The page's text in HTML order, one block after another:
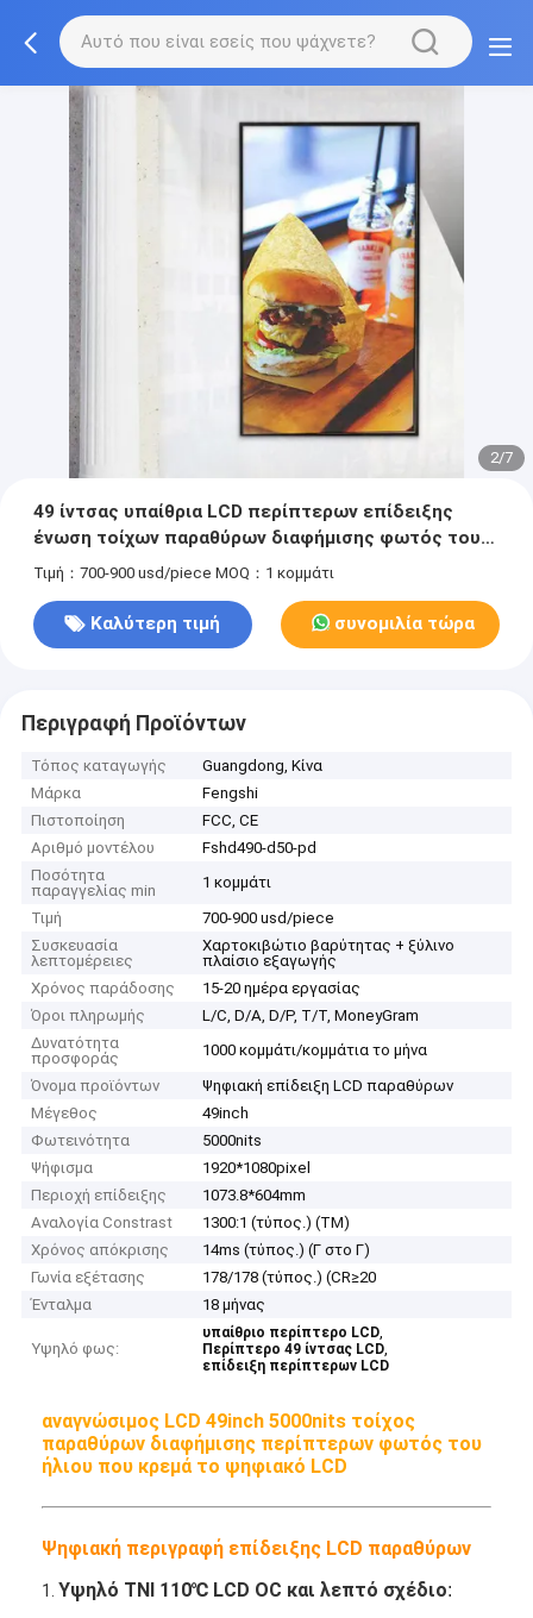
2/7
49 ίντσας υπαίθρια LCD περίπτερων επίδειξης
ένωση τοίχων παραθύρων διαφήμισης φωτός του
ήλιου αναγνώσιμη
Τιμή：700-900 usd/piece MOQ：1 κομμάτι
Καλύτερη τιμή συνομιλία τώρα
Περιγραφή Προϊόντων
Τόπος καταγωγής
Guangdong, Κίνα
Μάρκα
Fengshi
Πιστοποίηση
FCC, CE
Αριθμό μοντέλου
Fshd490-d50-pd
Ποσότητα
παραγγελίας min
1 κομμάτι
Τιμή
700-900 usd/piece
Συσκευασία
λεπτομέρειες
Χαρτοκιβώτιο βαρύτητας + ξύλινο
πλαίσιο εξαγωγής
Χρόνος παράδοσης
15-20 ημέρα εργασίας
Όροι πληρωμής
L/C, D/A, D/P, T/T, MoneyGram
Δυνατότητα
προσφοράς
1000 κομμάτι/κομμάτια το μήνα
Όνομα προϊόντων
Ψηφιακή επίδειξη LCD παραθύρων
Μέγεθος
49inch
Φωτεινότητα
5000nits
Ψήφισμα
1920*1080pixel
Περιοχή επίδειξης
1073.8*604mm
Αναλογία Constrast
1300:1 (τύπος.) (TM)
Χρόνος απόκρισης
14ms (τύπος.) (Γ στο Γ)
Γωνία εξέτασης
178/178 (τύπος.) (CR≥20
Ένταλμα
18 μήνας
Υψηλό φως:
υπαίθριο περίπτερο LCD,
Περίπτερο 49 ίντσας LCD,
επίδειξη περίπτερων LCD
αναγνώσιμος LCD 49inch 5000nits τοίχος
παραθύρων διαφήμισης περίπτερων φωτός του
ήλιου που κρεμά το ψηφιακό LCD
Ψηφιακή περιγραφή επίδειξης LCD παραθύρων
1. Υψηλό TNI 110℃ LCD OC και λεπτό σχέδιο: